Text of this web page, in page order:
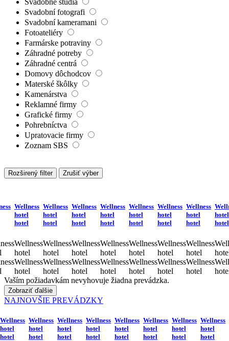
Svadobné štúdiá
Svadobní fotografi
Svadobní kameramani
Fotoateliéry
Farmárske potraviny
Záhradné potreby
Záhradné centrá
Domovy dôchodcov
Materské škôlky
Kamenárstva
Reklamné firmy
Grafické firmy
Pohrebníctva
Upratovacie firmy
Zoznam SBS
Rozširený filter Zrušiť výber
Wellness
hotel
hotel
Wellness
hotel
Wellness
hotel
Wellness
hotel
hotel
Wellness
hotel
Wellness
hotel
Wellness
hotel
hotel
Wellness
hotel
Wellness
hotel
Wellness
hotel
hotel
Wellness
hotel
Wellness
hotel
Wellness
hotel
hotel
Wellness
hotel
Wellness
hotel
Wellness
hotel
hotel
Wellness
hotel
Wellness
hotel
Wellness
hotel
hotel
Wellness
hotel
Wellness
hotel
hotel
hotel
Vaším požiadavkám nevyhovuje žiadna prevádzka.
Zobraziť ďalšie
NAJNOVŠIE PREVÁDZKY
Wellness
hotel
hotel
Wellness
hotel
hotel
Wellness
hotel
hotel
Wellness
hotel
hotel
Wellness
hotel
hotel
Wellness
hotel
hotel
Wellness
hotel
hotel
Wellness
hotel
hotel